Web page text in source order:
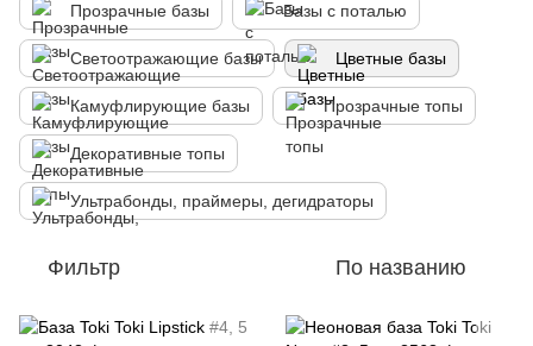
Прозрачные базы Базы с поталью
Светоотражающие базы Цветные базы
Камуфлирующие базы Прозрачные топы
Декоративные топы
Ультрабонды, праймеры, дегидраторы
Фильтр По названию